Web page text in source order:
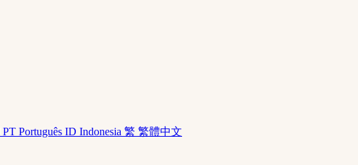
PT Português ID Indonesia 繁 繁體中文